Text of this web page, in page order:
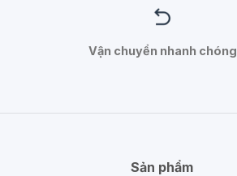
Vận chuyển nhanh chóng
Sản phẩm